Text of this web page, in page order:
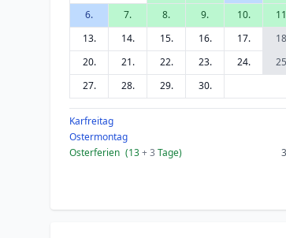
6.
7. 8. 9. 10.
13.
14. 15. 16. 17.
20.
21. 22. 23. 24.
27.
28. 29. 30.
Karfreitag
Ostermontag
Osterferien (13+ 3 Tage)